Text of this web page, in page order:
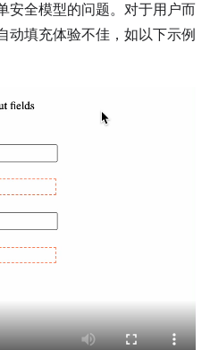
安全模型的问题。对于用户而
动填充体验不佳，如以下示例